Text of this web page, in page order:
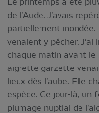
de l'Aude. J'avais
partiellement inondée.
venaient y pêcher.
chaque matin avant le
aigrette garzette
lieux dès l'aube. Elle
espèce. Ce jour-là, un
plumage nuptial de